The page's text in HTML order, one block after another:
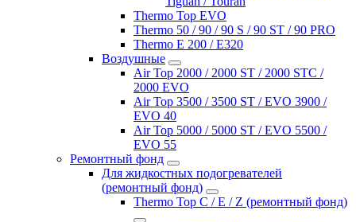
Thermo Top EVO
Thermo 50 / 90 / 90 S / 90 ST / 90 PRO
Thermo E 200 / E320
Воздушные
Air Top 2000 / 2000 ST / 2000 STC /
2000 EVO
Air Top 3500 / 3500 ST / EVO 3900 /
EVO 40
Air Top 5000 / 5000 ST / EVO 5500 /
EVO 55
Ремонтный фонд
Для жидкостных подогревателей
(ремонтный фонд)
Thermo Top C / E / Z (ремонтный фонд)